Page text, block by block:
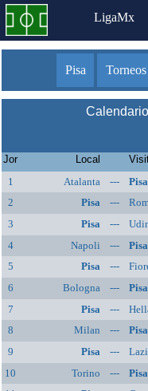
LigaMx
Pisa
Jor Local
1
Atalanta --- Pisa
2
Pisa ---
3
Pisa ---
4
Napoli --- Pisa
5
Pisa ---
6
Bologna --- Pisa
7
Pisa ---
8
Milan --- Pisa
9
Pisa ---
10
Torino --- Pisa